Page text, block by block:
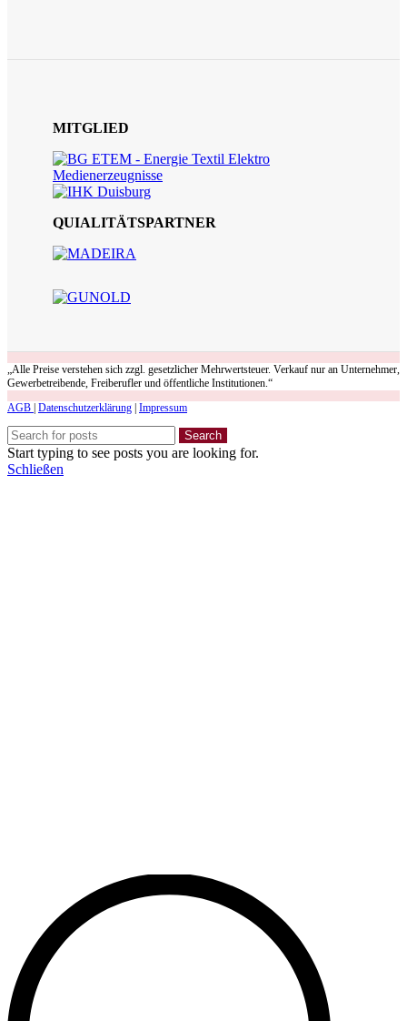
MITGLIED
QUIALITÄTSPARTNER
„Alle Preise verstehen sich zzgl. gesetzlicher Mehrwertsteuer. Verkauf nur an Unternehmer,
Gewerbetreibende, Freiberufler und öffentliche Institutionen.“
AGB Datenschutzerklärung Impressum
Search
Start typing to see posts you are looking for.
Schließen